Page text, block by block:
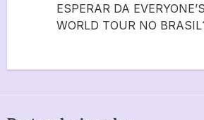
ESPERAR DA
WORLD TOUR NO